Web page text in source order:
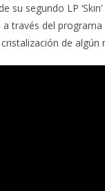
su segundo LP
través del programa
de algún